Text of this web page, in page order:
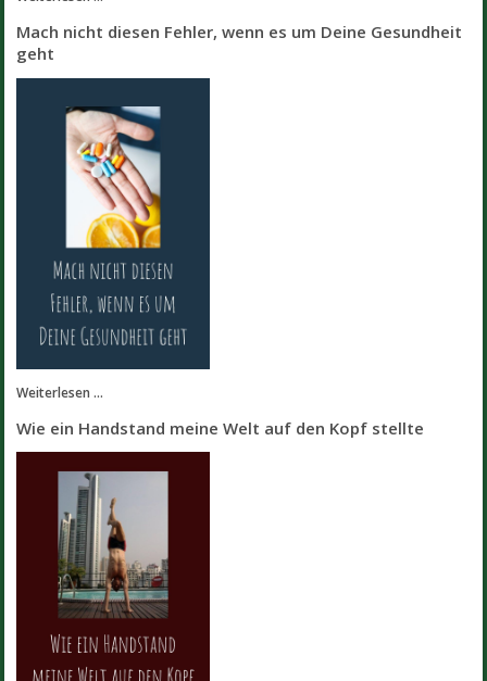
Mach nicht diesen Fehler, wenn es um Deine Gesundheit
geht
Weiterlesen ...
Wie ein Handstand meine Welt auf den Kopf stellte